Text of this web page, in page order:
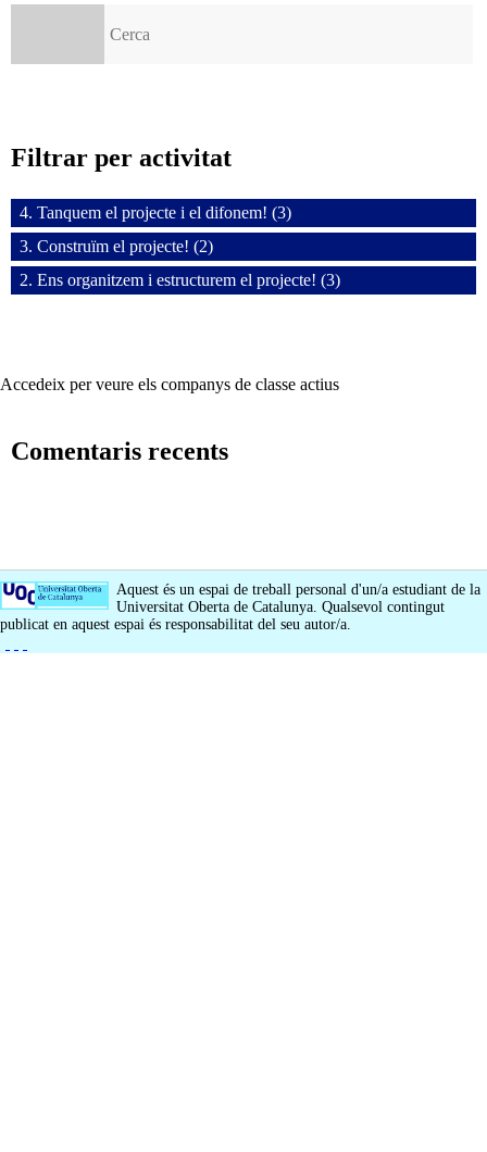
Filtrar per activitat
4. Tanquem el projecte i el difonem! (3)
3. Construïm el projecte! (2)
2. Ens organitzem i estructurem el projecte! (3)
Accedeix per veure els companys de classe actius
Comentaris recents
Aquest és un espai de treball personal d'un/a estudiant de la
Universitat Oberta de Catalunya. Qualsevol contingut
publicat en aquest espai és responsabilitat del seu autor/a.